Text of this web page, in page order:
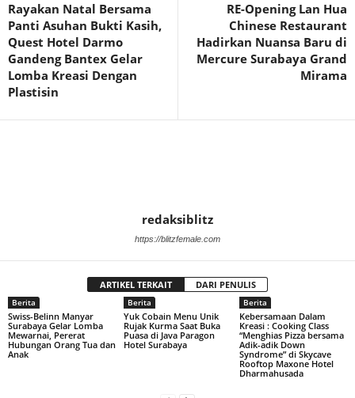
Rayakan Natal Bersama
Panti Asuhan Bukti Kasih,
Quest Hotel Darmo
Gandeng Bantex Gelar
Lomba Kreasi Dengan
Plastisin
RE-Opening Lan Hua
Chinese Restaurant
Hadirkan Nuansa Baru di
Mercure Surabaya Grand
Mirama
redaksiblitz
https://blitzfemale.com
ARTIKEL TERKAIT DARI PENULIS
Berita
Swiss-Belinn Manyar
Surabaya Gelar Lomba
Mewarnai, Pererat
Hubungan Orang Tua dan
Anak
Berita
Yuk Cobain Menu Unik
Rujak Kurma Saat Buka
Puasa di Java Paragon
Hotel Surabaya
Berita
Kebersamaan Dalam
Kreasi : Cooking Class
“Menghias Pizza bersama
Adik-adik Down
Syndrome” di Skycave
Rooftop Maxone Hotel
Dharmahusada